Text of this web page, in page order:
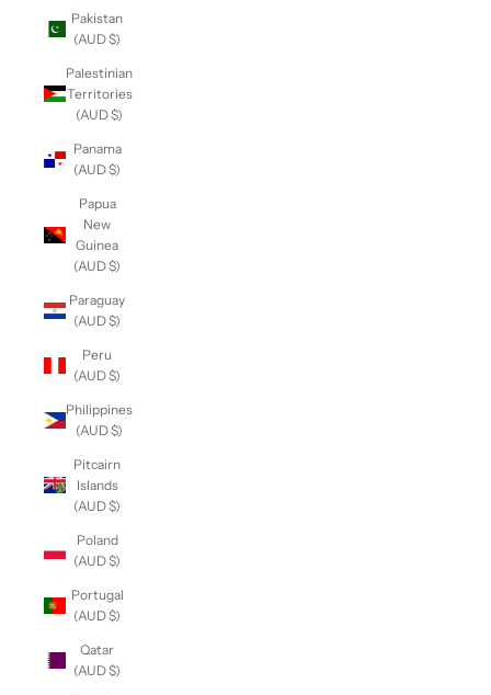
Pakistan
(AUD $)
Palestinian
Territories
(AUD $)
Panama
(AUD $)
Papua
New
Guinea
(AUD $)
Paraguay
(AUD $)
Peru
(AUD $)
Philippines
(AUD $)
Pitcairn
Islands
(AUD $)
Poland
(AUD $)
Portugal
(AUD $)
Qatar
(AUD $)